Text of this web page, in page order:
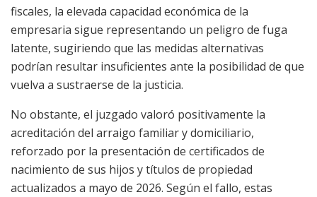
fiscales, la elevada capacidad económica de la
empresaria sigue representando un peligro de fuga
latente, sugiriendo que las medidas alternativas
podrían resultar insuficientes ante la posibilidad de que
vuelva a sustraerse de la justicia.
No obstante, el juzgado valoró positivamente la
acreditación del arraigo familiar y domiciliario,
reforzado por la presentación de certificados de
nacimiento de sus hijos y títulos de propiedad
actualizados a mayo de 2026. Según el fallo, estas